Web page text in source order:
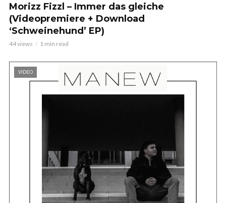
Morizz Fizzl – Immer das gleiche
(Videopremiere + Download
‘Schweinehund’ EP)
44 views 1 min read
VIDEO